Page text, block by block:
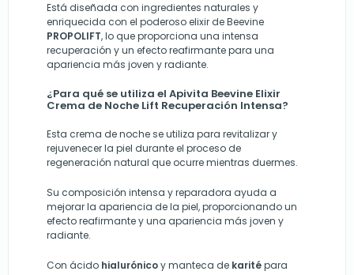
Está diseñada con ingredientes naturales y
enriquecida con el poderoso elixir de Beevine
PROPOLIFT, lo que proporciona una intensa
recuperación y un efecto reafirmante para una
apariencia más joven y radiante.
¿Para qué se utiliza el Apivita Beevine Elixir
Crema de Noche Lift Recuperación Intensa?
Esta crema de noche se utiliza para revitalizar y
rejuvenecer la piel durante el proceso de
regeneración natural que ocurre mientras duermes.
Su composición intensa y reparadora ayuda a
mejorar la apariencia de la piel, proporcionando un
efecto reafirmante y una apariencia más joven y
radiante.
Con ácido hialurónicoy manteca de karitépara